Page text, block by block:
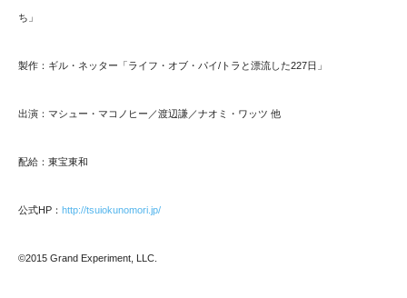
ち」
製作：ギル・ネッター「ライフ・オブ・パイ/トラと漂流した227日」
出演：マシュー・マコノヒー／渡辺謙／ナオミ・ワッツ 他
配給：東宝東和
公式HP： http://tsuiokunomori.jp/
©2015 Grand Experiment, LLC.